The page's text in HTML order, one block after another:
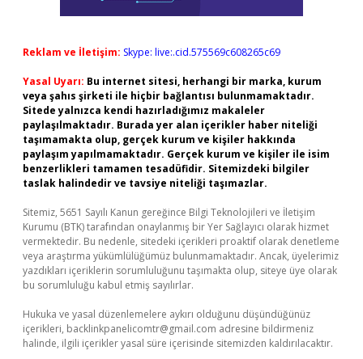
Reklam ve İletişim: Skype: live:.cid.575569c608265c69
Yasal Uyarı: Bu internet sitesi, herhangi bir marka, kurum
veya şahıs şirketi ile hiçbir bağlantısı bulunmamaktadır.
Sitede yalnızca kendi hazırladığımız makaleler
paylaşılmaktadır. Burada yer alan içerikler haber niteliği
taşımamakta olup, gerçek kurum ve kişiler hakkında
paylaşım yapılmamaktadır. Gerçek kurum ve kişiler ile isim
benzerlikleri tamamen tesadüfidir. Sitemizdeki bilgiler
taslak halindedir ve tavsiye niteliği taşımazlar.
Sitemiz, 5651 Sayılı Kanun gereğince Bilgi Teknolojileri ve İletişim
Kurumu (BTK) tarafından onaylanmış bir Yer Sağlayıcı olarak hizmet
vermektedir. Bu nedenle, sitedeki içerikleri proaktif olarak denetleme
veya araştırma yükümlülüğümüz bulunmamaktadır. Ancak, üyelerimiz
yazdıkları içeriklerin sorumluluğunu taşımakta olup, siteye üye olarak
bu sorumluluğu kabul etmiş sayılırlar.
Hukuka ve yasal düzenlemelere aykırı olduğunu düşündüğünüz
içerikleri, backlinkpanelicomtr@gmail.com adresine bildirmeniz
halinde, ilgili içerikler yasal süre içerisinde sitemizden kaldırılacaktır.